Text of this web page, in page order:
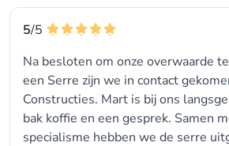
5/5
Na besloten om onze overwaarde
een Serre zijn we in contact
Constructies. Mart is bij ons
bak koffie en een gesprek. Samen
specialisme hebben we de serre